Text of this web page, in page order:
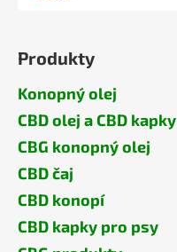
Produkty
Konopný olej
CBD olej a CBD kapky
CBG konopný olej
CBD čaj
CBD konopí
CBD kapky pro psy